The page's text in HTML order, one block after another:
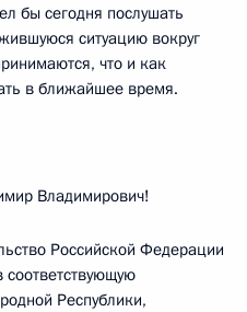
бы сегодня послушать
ситуацию вокруг
что и как
в ближайшее время.
Владимирович!
Российской Федерации
Республики,